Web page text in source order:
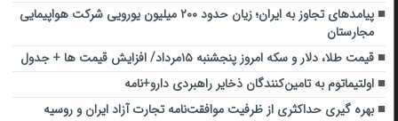
پیامدهای تجاوز به ایران؛ زیان حدود ۲۰۰ میلیون یورویی شرکت هواپیمایی
مجارستان
قیمت طلا، دلار و سکه امروز پنجشنبه ۱۵مرداد/ افزایش قیمت ها + جدول
اولتیماتوم به تامین‌کنندگان ذخایر راهبردی دارو+نامه
بهره گیری حداکثری از ظرفیت موافقت‌نامه تجارت آزاد ایران و روسیه